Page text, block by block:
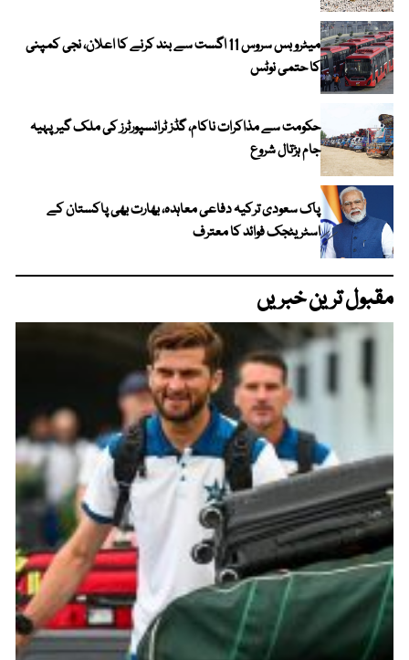
میٹرو بس سروس 11 اگست سے بند کرنے کا اعلان، نجی کمپنی
کا حتمی نوٹس
حکومت سے مذاکرات ناکام، گڈز ٹرانسپورٹرز کی ملک گیر پہیہ
جام ہڑتال شروع
پاک سعودی ترکیہ دفاعی معاہدہ، بھارت بھی پاکستان کے
اسٹریٹجک فوائد کا معترف
مقبول ترین خبریں